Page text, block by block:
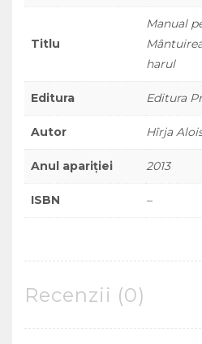
Titlu
Manual
harul
Editura Editura
Autor Hîrja
Anul apariției 2013
ISBN –
Recenzii (0)